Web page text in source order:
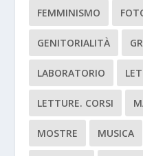
FEMMINISMO
GENITORIALITÀ
LABORATORIO
LETTURE. CORSI
MOSTRE MUSICA